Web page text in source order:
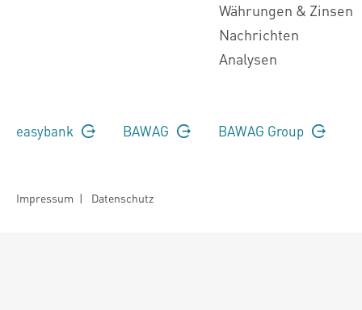
Währungen & Zinsen
Nachrichten
Analysen
easybank BAWAG BAWAG Group
Impressum | Datenschutz